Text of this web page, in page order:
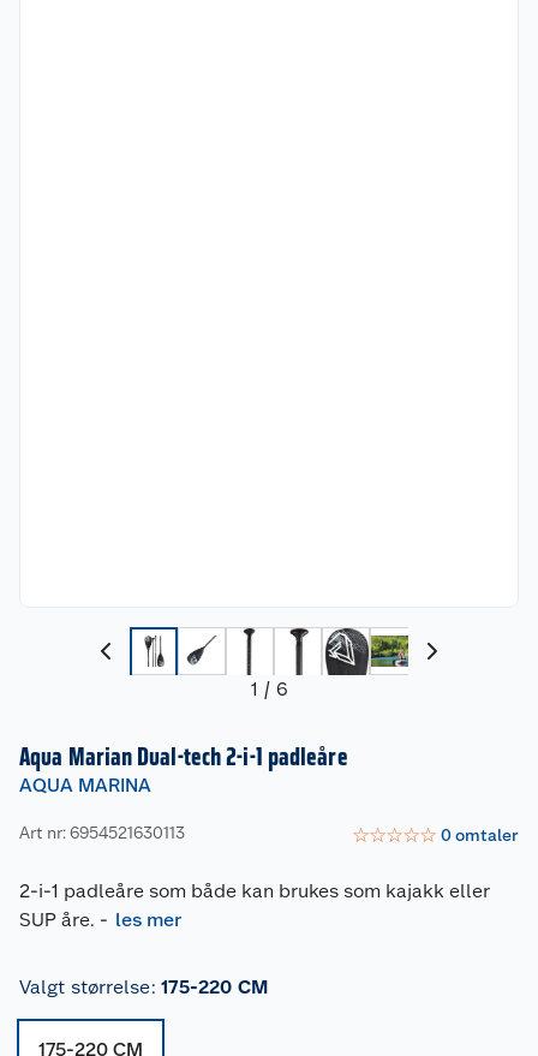
1 / 6
Aqua Marian Dual-tech 2-i-1 padleåre
AQUA MARINA
Art nr: 6954521630113 ☆☆☆☆☆ 0omtaler
2-i-1 padleåre som både kan brukes som kajakk eller
SUP åre. - les mer
Valgt størrelse: 175-220 CM
175-220 CM